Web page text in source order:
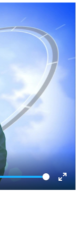
Enter